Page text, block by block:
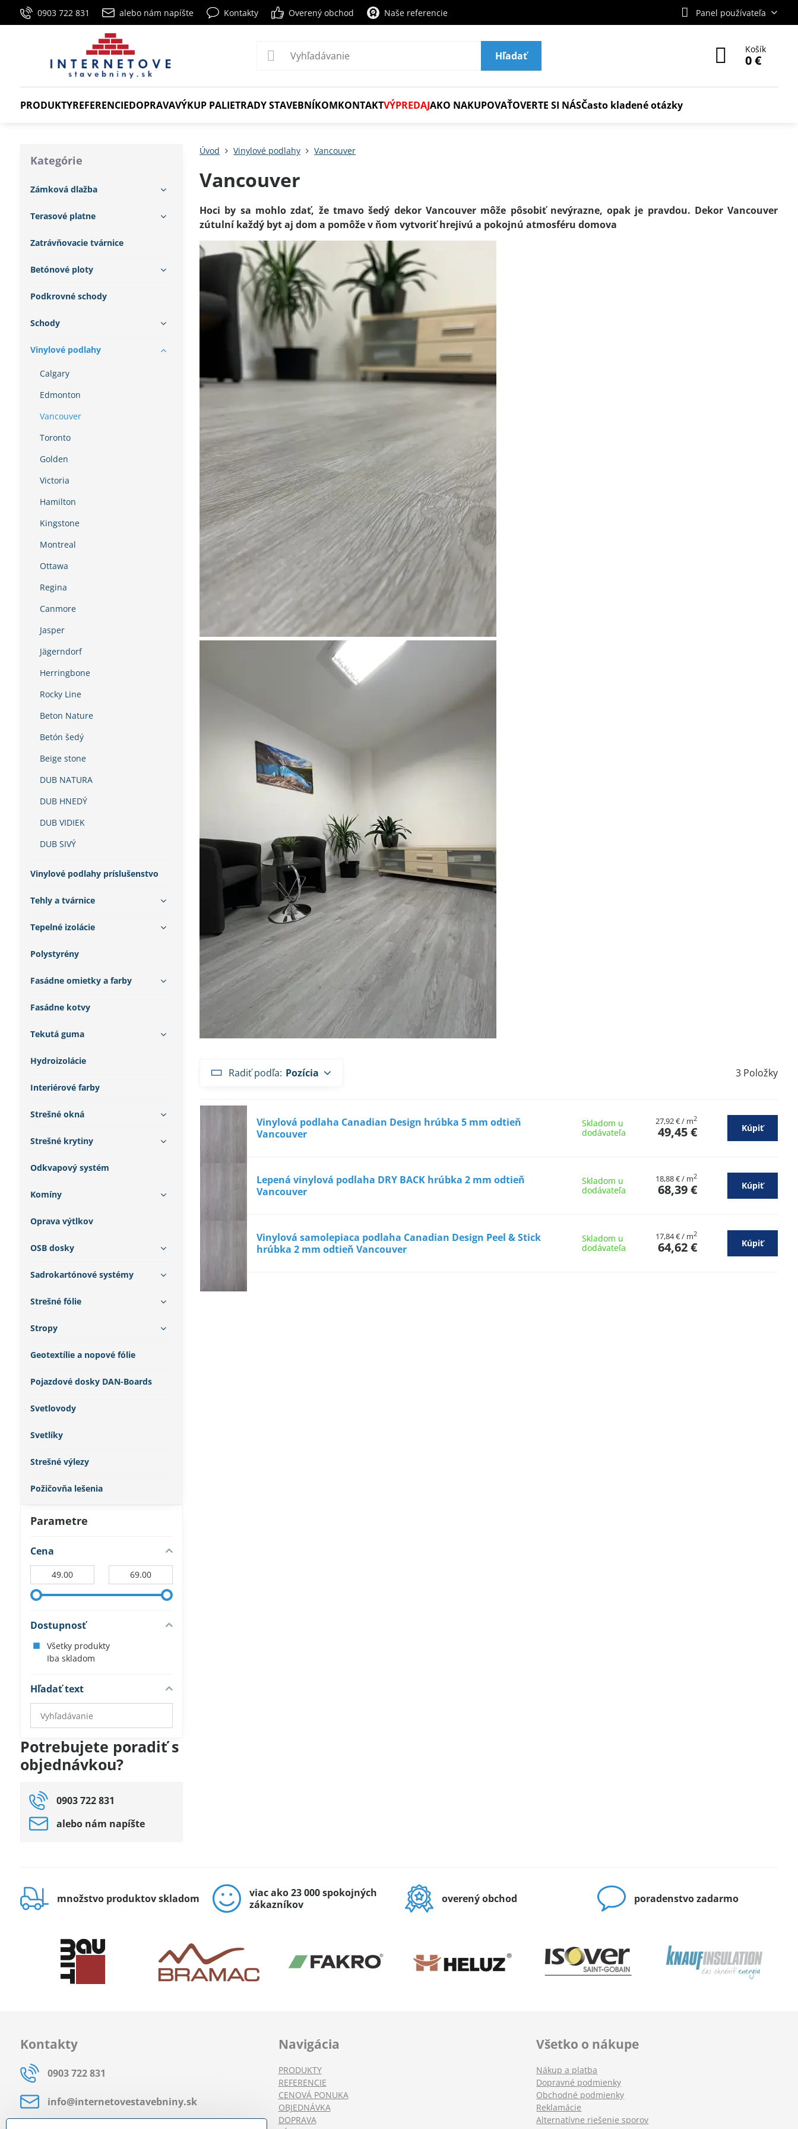
0903 722 831 alebo nám napíšte Kontakty Overený obchod Naše referencie Panel používateľa
Hľadať
Košík
0 €
PRODUKTYREFERENCIEDOPRAVAVÝKUP PALIETRADY STAVEBNÍKOMKONTAKTVÝPREDAJAKO NAKUPOVAŤOVERTE SI NÁSČasto kladené otázky
Úvod Vinylové podlahy Vancouver
Vancouver
Hoci by sa mohlo zdať, že tmavo šedý dekor Vancouver môže pôsobiť nevýrazne, opak je pravdou. Dekor Vancouver
zútulní každý byt aj dom a pomôže v ňom vytvoriť hrejivú a pokojnú atmosféru domova
Radiť podľa: Pozícia 3 Položky
Vinylová podlaha Canadian Design hrúbka 5 mm odtieň
Vancouver
Skladom u
dodávateľa
49,45 €
27,92 €/ m2
Kúpiť
Lepená vinylová podlaha DRY BACK hrúbka 2 mm odtieň
Vancouver
Skladom u
dodávateľa
68,39 €
18,88 €/ m2
Kúpiť
Vinylová samolepiaca podlaha Canadian Design Peel & Stick
hrúbka 2 mm odtieň Vancouver
Skladom u
dodávateľa
64,62 €
17,84 €/ m2
Kúpiť
Parametre
Cena
Dostupnosť
Všetky produkty
Iba skladom
Hľadať text
Prehľadať
výsledky
fulltextom
Potrebujete poradiť s
objednávkou?
0903 722 831
alebo nám napíšte
Kategórie
Zámková dlažba
Terasové platne
Zatrávňovacie tvárnice
Betónové ploty
Podkrovné schody
Schody
Vinylové podlahy
Calgary
Edmonton
Vancouver
Toronto
Golden
Victoria
Hamilton
Kingstone
Montreal
Ottawa
Regina
Canmore
Jasper
Jägerndorf
Herringbone
Rocky Line
Beton Nature
Betón šedý
Beige stone
DUB NATURA
DUB HNEDÝ
DUB VIDIEK
DUB SIVÝ
Vinylové podlahy príslušenstvo
Tehly a tvárnice
Tepelné izolácie
Polystyrény
Fasádne omietky a farby
Fasádne kotvy
Tekutá guma
Hydroizolácie
Interiérové farby
Strešné okná
Strešné krytiny
Odkvapový systém
Komíny
Oprava výtlkov
OSB dosky
Sadrokartónové systémy
Strešné fólie
Stropy
Geotextílie a nopové fólie
Pojazdové dosky DAN-Boards
Svetlovody
Svetlíky
Strešné výlezy
Požičovňa lešenia
množstvo produktov skladom
viac ako 23 000 spokojných
zákazníkov
overený obchod poradenstvo zadarmo
Kontakty
0903 722 831
info​@internetovestavebniny​.sk
Navigácia
PRODUKTY
REFERENCIE
CENOVÁ PONUKA
OBJEDNÁVKA
DOPRAVA
Všetko o nákupe
Nákup a platba
Dopravné podmienky
Obchodné podmienky
Reklamácie
Alternatívne riešenie sporov